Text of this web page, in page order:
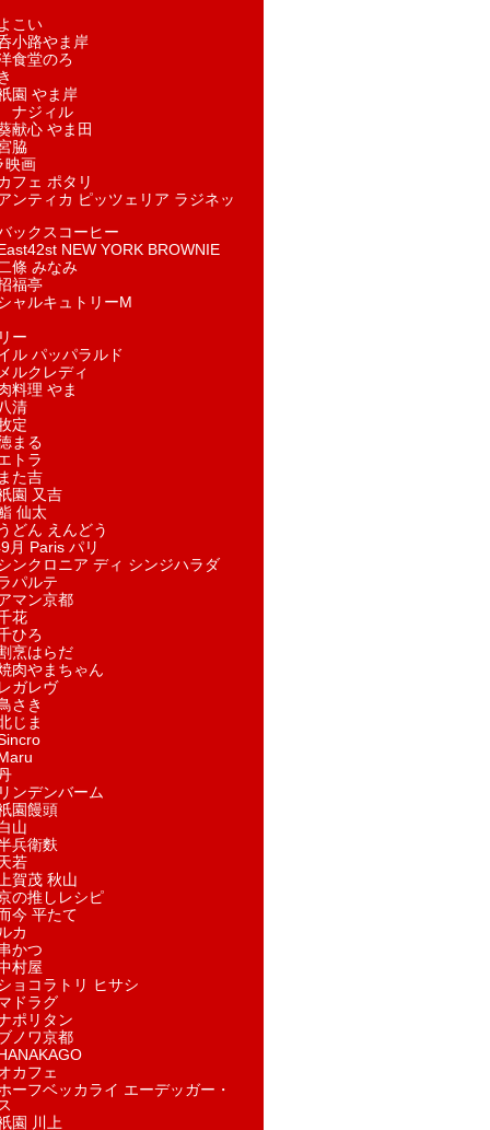
こい
小路やま岸
食堂のろ
園 やま岸
ナジィル
献心 やま田
脇
映画
フェ ポタリ
ティカ ピッツェリア ラジネッ
ックスコーヒー
NEW YORK BROWNIE
條 みなみ
福亭
ャルキュトリーM
ー
ル パッパラルド
ルクレディ
料理 やま
清
定
まる
トラ
た吉
園 又吉
仙太
ん えんどう
月 Paris パリ
クロニア ディ シンジハラダ
パルテ
マン京都
花
ひろ
烹はらだ
肉やまちゃん
ガレヴ
さき
じま
ンデンバーム
園饅頭
山
兵衛麩
若
賀茂 秋山
の推しレシピ
今 平たて
カ
かつ
村屋
ョコラトリ ヒサシ
ドラグ
ポリタン
ノワ京都
カフェ
フベッカライ エーデッガー・
園 川上